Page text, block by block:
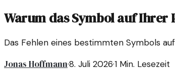
Warum das Symbol auf Ihrer
Das Fehlen eines bestimmten Symbols
Jonas Hoffmann·8. Juli 2026·1 Min. Lesezeit